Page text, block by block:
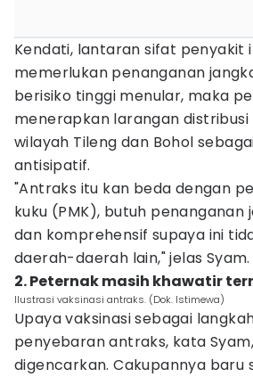
Kendati, lantaran sifat penyakit
memerlukan penanganan
berisiko tinggi menular, maka
menerapkan larangan distribusi
wilayah Tileng dan Bohol
antisipatif.
"Antraks itu kan beda dengan
kuku (PMK), butuh penanganan
dan komprehensif supaya ini
daerah-daerah lain," jelas Syam.
2. Peternak masih khawatir
Ilustrasi vaksinasi antraks. (Dok. Istimewa)
Upaya vaksinasi sebagai
penyebaran antraks, kata
digencarkan. Cakupannya baru